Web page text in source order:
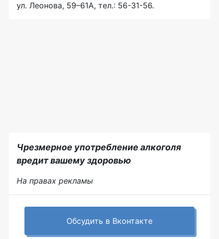
ул. Леонова, 59–61А, тел.: 56-31-56.
Чрезмерное употребление алкоголя
вредит вашему здоровью
На правах рекламы
Обсудить в Вконтакте